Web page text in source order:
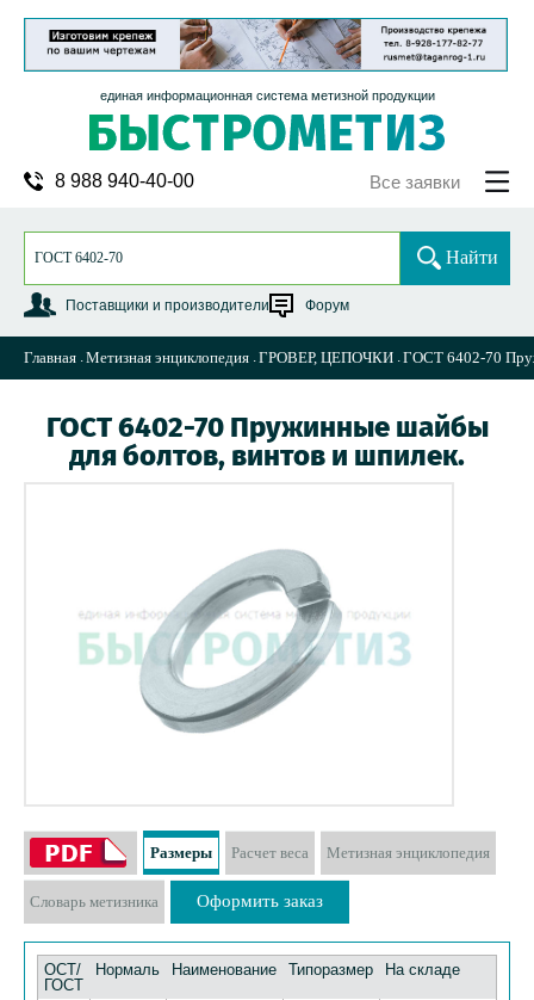
единая информационная система метизной продукции
8 988 940-40-00 Все заявки
Поставщики и производители Форум
Найти
Главная Метизная энциклопедия ГРОВЕР, ЦЕПОЧКИ ГОСТ 6402-70
ГОСТ 6402-70 Пружинные шайбы
для болтов, винтов и шпилек.
Размеры Расчет веса Метизная энциклопедия
Словарь метизника Оформить заказ
ОСТ/
ГОСТ
Нормаль Наименование Типоразмер На складе